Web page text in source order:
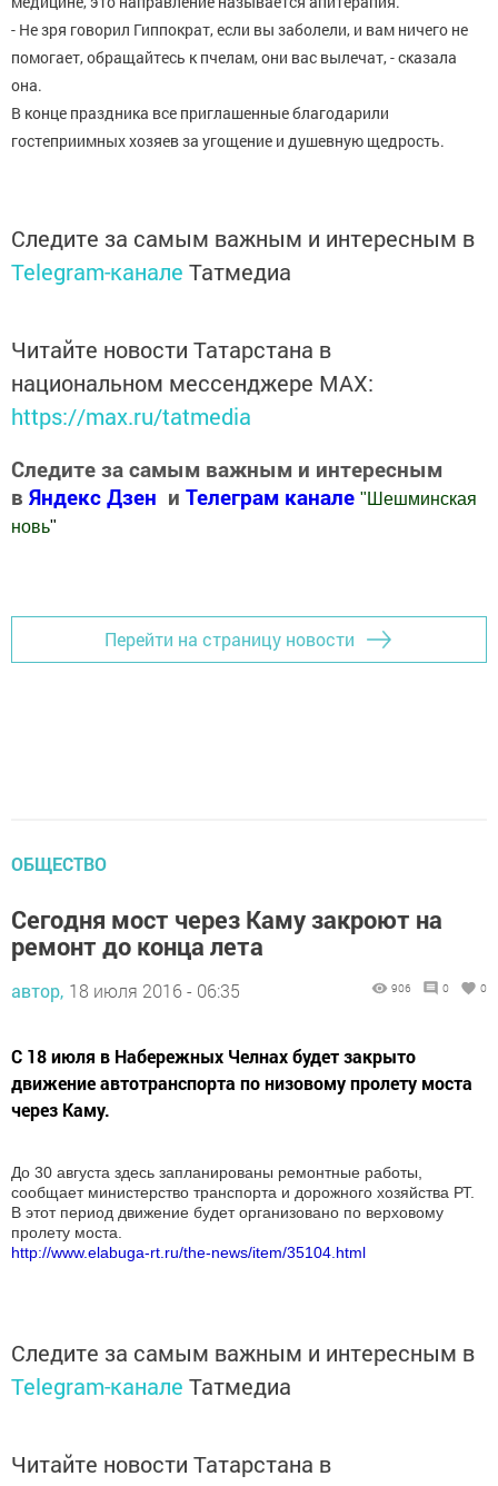
- Не зря говорил Гиппократ, если вы заболели, и вам ничего не
помогает, обращайтесь к пчелам, они вас вылечат, - сказала
она.
В конце праздника все приглашенные благодарили
гостеприимных хозяев за угощение и душевную щедрость.
Следите за самым важным и интересным в
Telegram-канале Татмедиа
Читайте новости Татарстана в
национальном мессенджере MАХ:
https://max.ru/tatmedia
Следите за самым важным и интересным
в Яндекс Дзен и Телеграм канале " Шешминская
новь"
Перейти на страницу новости
ОБЩЕСТВО
Сегодня мост через Каму закроют на
ремонт до конца лета
автор, 18 июля 2016 - 06:35 906 0 0
С 18 июля в Набережных Челнах будет закрыто
движение автотранспорта по низовому пролету моста
через Каму.
До 30 августа здесь запланированы ремонтные работы,
сообщает министерство транспорта и дорожного хозяйства РТ.
В этот период движение будет организовано по верховому
пролету моста.
http://www.elabuga-rt.ru/the-news/item/35104.html
Следите за самым важным и интересным в
Telegram-канале Татмедиа
Читайте новости Татарстана в